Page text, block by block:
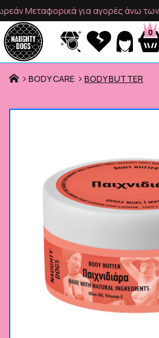
Μεταφορικά για αγορές άνω των 49€
0
Προϊόντα
BODY CARE BODY BUTTER